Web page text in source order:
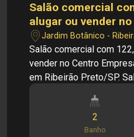
Salão comercial
alugar ou vender
Empresarial Jardim
Ribeirão Preto/SP.
Jardim Botânico -
Salão comercial com
vender no Centro
em Ribeirão Preto/SP. Salão comercial com
com aproximadamente
excelente versatilidade
negócios. Localizado no
2
Banho